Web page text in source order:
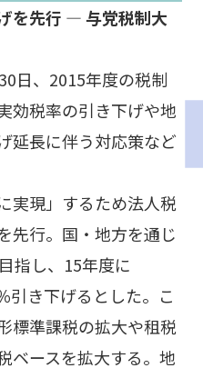
を先行 ― 与党税制大
日、2015年度の税制
効税率の引き下げや地
延長に伴う対応策など
実現」するため法人税
先行。国・地方を通じ
指し、15年度に
引き下げるとした。こ
標準課税の拡大や租税
ベースを拡大する。地